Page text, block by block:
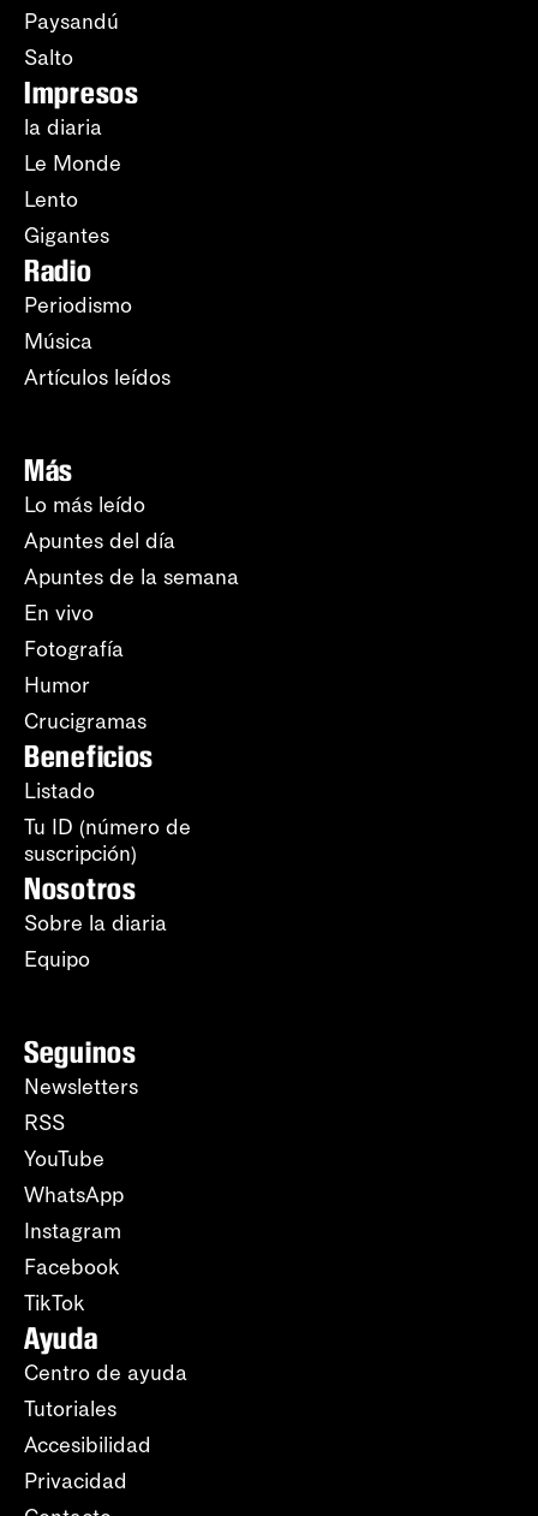
Paysandú
Salto
Impresos
la diaria
Le Monde
Lento
Gigantes
Radio
Periodismo
Música
Artículos leídos
Más
Lo más leído
Apuntes del día
Apuntes de la semana
En vivo
Fotografía
Humor
Crucigramas
Beneficios
Listado
Tu ID (número de
suscripción)
Nosotros
Sobre la diaria
Equipo
Seguinos
Newsletters
RSS
YouTube
WhatsApp
Instagram
Facebook
TikTok
Ayuda
Centro de ayuda
Tutoriales
Accesibilidad
Privacidad